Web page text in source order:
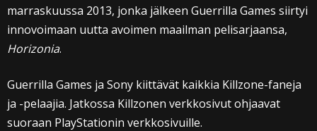
marraskuussa 2013, jonka jälkeen Guerrilla Games siirtyi
innovoimaan uutta avoimen maailman pelisarjaansa,
Horizonia.
Guerrilla Games ja Sony kiittävät kaikkia Killzone-faneja
ja -pelaajia. Jatkossa Killzonen verkkosivut ohjaavat
suoraan PlayStationin verkkosivuille.